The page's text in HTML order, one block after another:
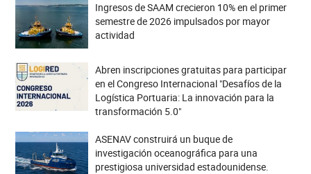
Ingresos de SAAM crecieron 10% en el primer
semestre de 2026 impulsados por mayor
actividad
Abren inscripciones gratuitas para participar
en el Congreso Internacional "Desafíos de la
Logística Portuaria: La innovación para la
transformación 5.0"
ASENAV construirá un buque de
investigación oceanográfica para una
prestigiosa universidad estadounidense.